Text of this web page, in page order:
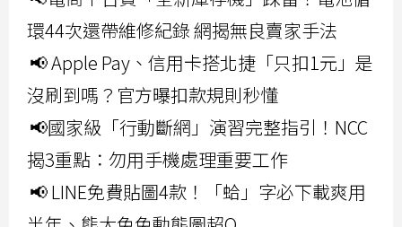
環44次還帶維修紀錄 網揭無良賣家手法
📢 Apple Pay、信用卡搭北捷「只扣1元」是
沒刷到嗎？官方曝扣款規則秒懂
📢國家級「行動斷網」演習完整指引！NCC
揭3重點：勿用手機處理重要工作
📢 LINE免費貼圖4款！「蛤」字必下載爽用